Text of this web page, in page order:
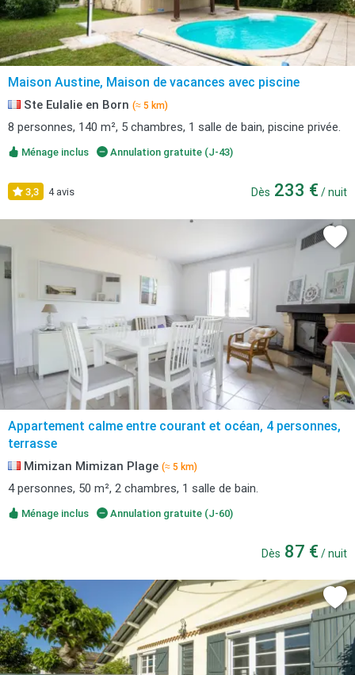
Maison Austine, Maison de vacances avec piscine
Ste Eulalie en Born (≈ 5 km)
8 personnes, 140 m², 5 chambres, 1 salle de bain, piscine privée.
Ménage inclus Annulation gratuite (J-43)
3,3 4 avis Dès 233 € / nuit
Appartement calme entre courant et océan, 4 personnes,
terrasse
Mimizan Mimizan Plage (≈ 5 km)
4 personnes, 50 m², 2 chambres, 1 salle de bain.
Ménage inclus Annulation gratuite (J-60)
Dès 87 € / nuit